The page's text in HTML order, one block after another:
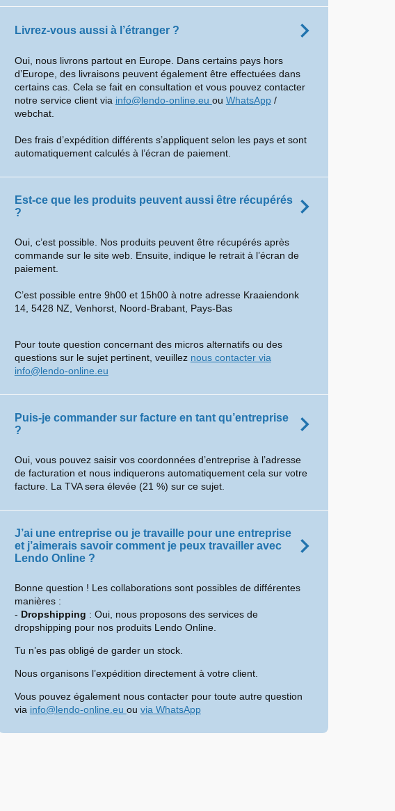
Livrez-vous aussi à l’étranger ?
Oui, nous livrons partout en Europe. Dans certains pays hors
d’Europe, des livraisons peuvent également être effectuées dans
certains cas. Cela se fait en consultation et vous pouvez contacter
notre service client via info@lendo-online.eu ou WhatsApp/
webchat.
Des frais d’expédition différents s’appliquent selon les pays et sont
automatiquement calculés à l’écran de paiement.
Est-ce que les produits peuvent aussi être récupérés
?
Oui, c’est possible. Nos produits peuvent être récupérés après
commande sur le site web. Ensuite, indique le retrait à l’écran de
paiement.
C’est possible entre 9h00 et 15h00 à notre adresse Kraaiendonk
14, 5428 NZ, Venhorst, Noord-Brabant, Pays-Bas
Pour toute question concernant des micros alternatifs ou des
questions sur le sujet pertinent, veuillez nous contacter via
info@lendo-online.eu
Puis-je commander sur facture en tant qu’entreprise
?
Oui, vous pouvez saisir vos coordonnées d’entreprise à l’adresse
de facturation et nous indiquerons automatiquement cela sur votre
facture. La TVA sera élevée (21 %) sur ce sujet.
J’ai une entreprise ou je travaille pour une entreprise
et j’aimerais savoir comment je peux travailler avec
Lendo Online ?
Bonne question ! Les collaborations sont possibles de différentes
manières :
- Dropshipping : Oui, nous proposons des services de
dropshipping pour nos produits Lendo Online.
Tu n’es pas obligé de garder un stock.
Nous organisons l’expédition directement à votre client.
Vous pouvez également nous contacter pour toute autre question
via info@lendo-online.eu ou via WhatsApp